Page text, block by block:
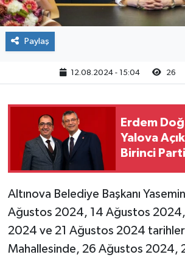
Paylaş
12.08.2024 - 15:04 26
Erdem
Yalova
Birinci
Altınova Belediye Başkanı
Ağustos 2024, 14 Ağustos
2024 ve 21 Ağustos 2024
Mahallesinde, 26 Ağustos 2024,